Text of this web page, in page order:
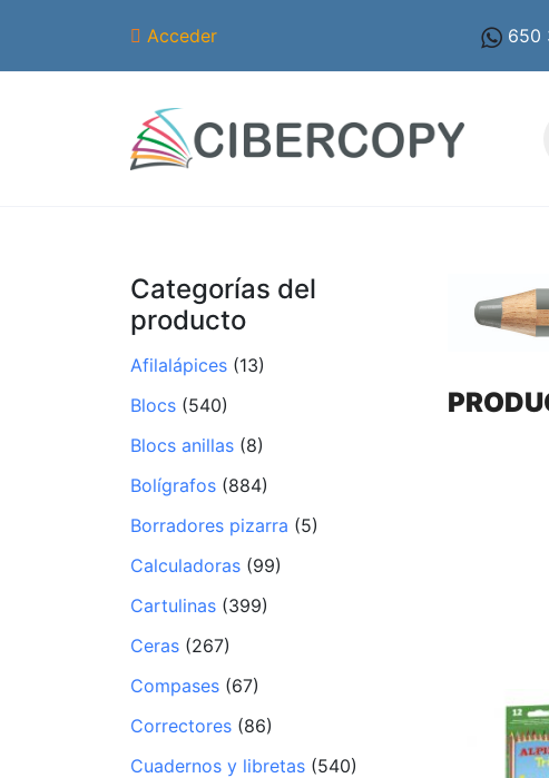
Acceder 650
Categorías del
producto
Afilalápices (13)
Blocs (540)
Blocs anillas (8)
Bolígrafos (884)
Borradores pizarra (5)
Calculadoras (99)
Cartulinas (399)
Ceras (267)
Compases (67)
Correctores (86)
Cuadernos y libretas (540)